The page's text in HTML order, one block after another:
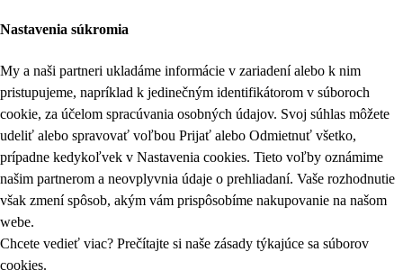
Nastavenia súkromia
My a naši partneri ukladáme informácie v zariadení alebo k nim
pristupujeme, napríklad k jedinečným identifikátorom v súboroch
cookie, za účelom spracúvania osobných údajov. Svoj súhlas môžete
udeliť alebo spravovať voľbou Prijať alebo Odmietnuť všetko,
prípadne kedykoľvek v Nastavenia cookies. Tieto voľby oznámime
našim partnerom a neovplyvnia údaje o prehliadaní. Vaše rozhodnutie
však zmení spôsob, akým vám prispôsobíme nakupovanie na našom
webe.
Chcete vedieť viac? Prečítajte si naše zásady týkajúce sa súborov
cookies.